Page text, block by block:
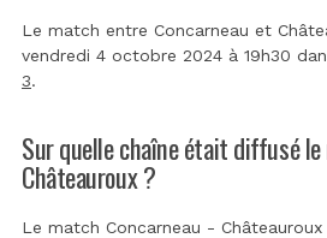
Le match entre Concarneau et
vendredi 4 octobre 2024 à 19h30
3.
Sur quelle chaîne était diffusé
Châteauroux ?
Le match Concarneau -